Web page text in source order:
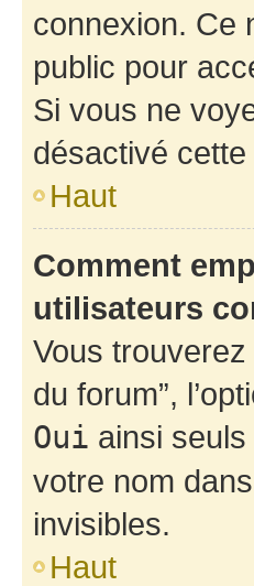
connexion. Ce
public pour
Si vous ne
désactivé
Haut
Comment
utilisateurs
Vous trouverez
du forum”,
Oui ainsi
votre nom
invisibles.
Haut